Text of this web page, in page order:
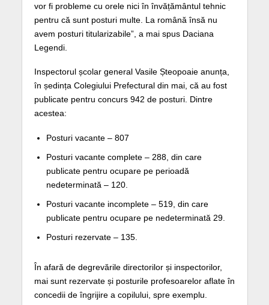
vor fi probleme cu orele nici în învățământul tehnic
pentru că sunt posturi multe. La română însă nu
avem posturi titularizabile”, a mai spus Daciana
Legendi.
Inspectorul școlar general Vasile Șteopoaie anunța,
în ședința Colegiului Prefectural din mai, că au fost
publicate pentru concurs 942 de posturi. Dintre
acestea:
Posturi vacante – 807
Posturi vacante complete – 288, din care
publicate pentru ocupare pe perioadă
nedeterminată – 120.
Posturi vacante incomplete – 519, din care
publicate pentru ocupare pe nedeterminată 29.
Posturi rezervate – 135.
În afară de degrevările directorilor și inspectorilor,
mai sunt rezervate și posturile profesoarelor aflate în
concedii de îngrijire a copilului, spre exemplu.